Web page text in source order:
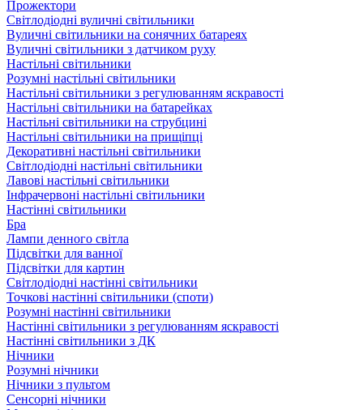
Прожектори
Світлодіодні вуличні світильники
Вуличні світильники на сонячних батареях
Вуличні світильники з датчиком руху
Настільні світильники
Розумні настільні світильники
Настільні світильники з регулюванням яскравості
Настільні світильники на батарейках
Настільні світильники на струбцині
Настільні світильники на прищіпці
Декоративні настільні світильники
Світлодіодні настільні світильники
Лавові настільні світильники
Інфрачервоні настільні світильники
Настінні світильники
Бра
Лампи денного світла
Підсвітки для ванної
Підсвітки для картин
Світлодіодні настінні світильники
Точкові настінні світильники (споти)
Розумні настінні світильники
Настінні світильники з регулюванням яскравості
Настінні світильники з ДК
Нічники
Розумні нічники
Нічники з пультом
Сенсорні нічники